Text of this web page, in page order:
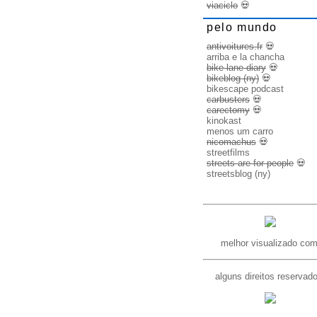
viaciclo 💀
pelo mundo
antivoitures.fr 💀
arriba e la chancha
bike lane diary 💀
bikeblog (ny) 💀
bikescape podcast
carbusters 💀
carectomy 💀
kinokast
menos um carro
nicomachus 💀
streetfilms
streets are for people 💀
streetsblog (ny)
melhor visualizado
alguns direitos